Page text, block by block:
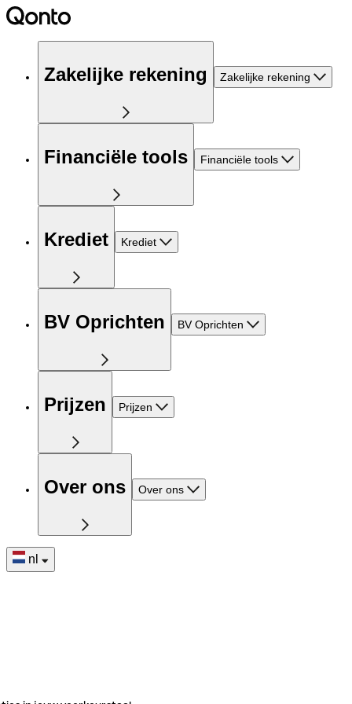
Zakelijke rekening Zakelijke rekening
Financiële tools Financiële tools
Krediet Krediet
BV Oprichten BV Oprichten
Prijzen Prijzen
Over ons Over ons
nl